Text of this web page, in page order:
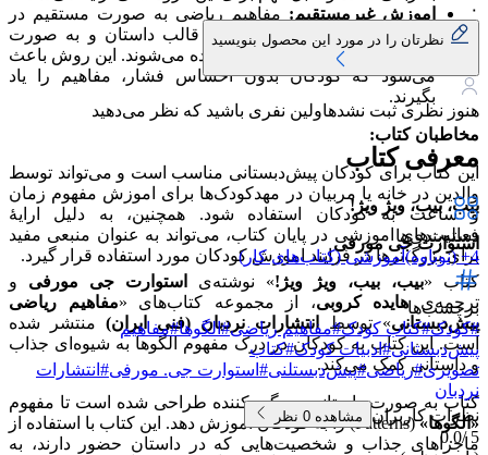
اموزش غیرمستقیم: مفاهیم ریاضی به صورت مستقیم در
کتاب مطرح نمی‌شوند، بلکه در قالب داستان و به صورت
غیرمستقیم به کودکان اموزش داده می‌شوند. این روش باعث
می‌شود که کودکان بدون احساس فشار، مفاهیم را یاد
بگیرند.
مخاطبان کتاب:
این کتاب برای کودکان پیش‌دبستانی مناسب است و می‌تواند توسط
والدین در خانه یا مربیان در مهدکودک‌ها برای اموزش مفهوم زمان
و ساعت به کودکان استفاده شود. همچنین، به دلیل ارایهٔ
فعالیت‌های اموزشی در پایان کتاب، می‌تواند به عنوان منبعی مفید
برای بزرگ‌ترها در فرایند اموزش کودکان مورد استفاده قرار گیرد.
۰
نظرتان را در مورد این محصول بنویسید
هنوز نظری ثبت نشدهاولین نفری باشید که نظر می‌دهید
معرفی کتاب
بیب، بیب، ویژ ویژ!
استوارت جی مورفی
کتاب «بیب، بیب، ویژ ویژ!» نوشته‌ی استوارت جی مورفی و
ترجمه‌یهایده کروبی، از مجموعه کتاب‌های «مفاهیم ریاضی
پیش‌دبستانی» توسط انتشارات نردبان (فنی ایران) منتشر شده
است. این کتاب به کودکان در درک مفهوم الگوها به شیوه‌ای جذاب
و داستانی کمک می‌کند.
کتاب به صورت داستانی سرگرم‌کننده طراحی شده است تا مفهوم
«الگوها»
(Patterns) را به کودکان اموزش دهد. این کتاب با استفاده از
ماجراهای جذاب و شخصیت‌هایی که در داستان حضور دارند، به
دسته‌بندی‌ها
4+ (نوباوه)
آموزشی (کتاب‌های کار)
برچسب‌ها
#کودک#کتاب کودک#مفاهیم ریاضی#الگوها#مفاهیم
پیش‌دبستانی#ادبیات کودک#کتاب
تصویری#ریاضی#پیش‌دبستلنی# استوارت جی. مورفی# انتشارات
نردبان
نظرات کاربران
مشاهده 0 نظر
5 /
0.0